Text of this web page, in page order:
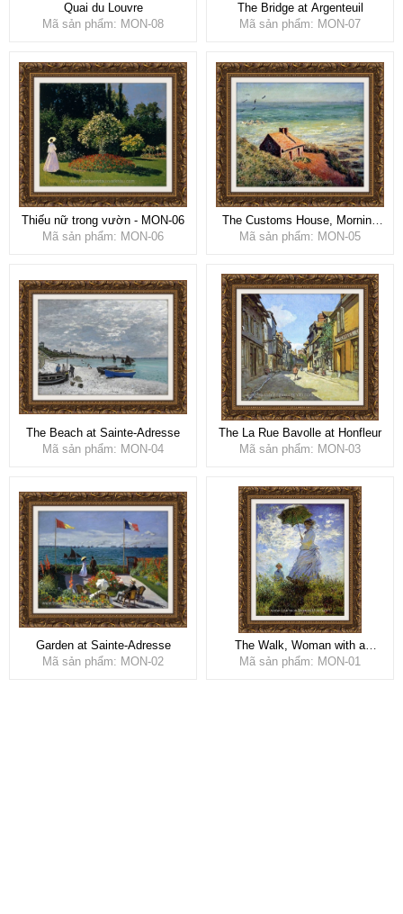
Quai du Louvre
Mã sản phẩm: MON-08
The Bridge at Argenteuil
Mã sản phẩm: MON-07
Thiếu nữ trong vườn - MON-06
Mã sản phẩm: MON-06
The Customs House, Morning
Effect Mã sản phẩm: MON-05
The Beach at Sainte-Adresse
Mã sản phẩm: MON-04
The La Rue Bavolle at Honfleur
Mã sản phẩm: MON-03
Garden at Sainte-Adresse
Mã sản phẩm: MON-02
The Walk, Woman with a
ParasolMã sản phẩm: MON-01